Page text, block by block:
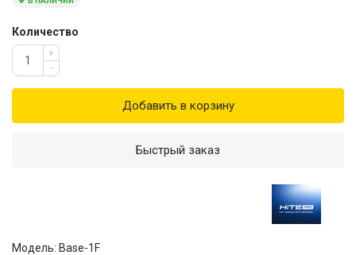
Количество
+
-
Добавить в корзину
Быстрый заказ
Модель: Base-1F